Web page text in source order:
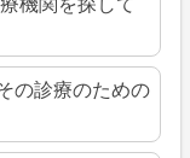
の診療のための